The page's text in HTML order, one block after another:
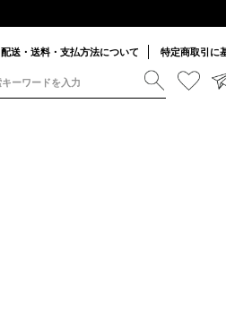
配送・送料・支払方法について 特定商取引に